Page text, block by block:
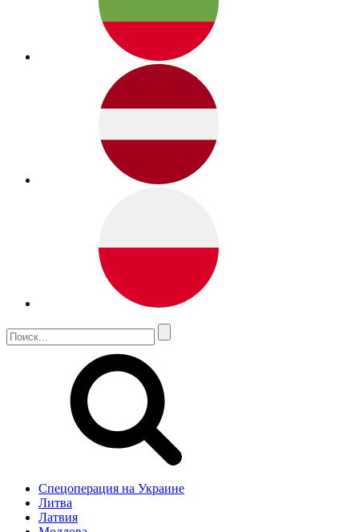
Спецоперация на Украине
Литва
Латвия